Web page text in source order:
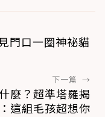
門口一圈神祕貓
下一篇 →
麼？超準塔羅揭
這組毛孩超想你